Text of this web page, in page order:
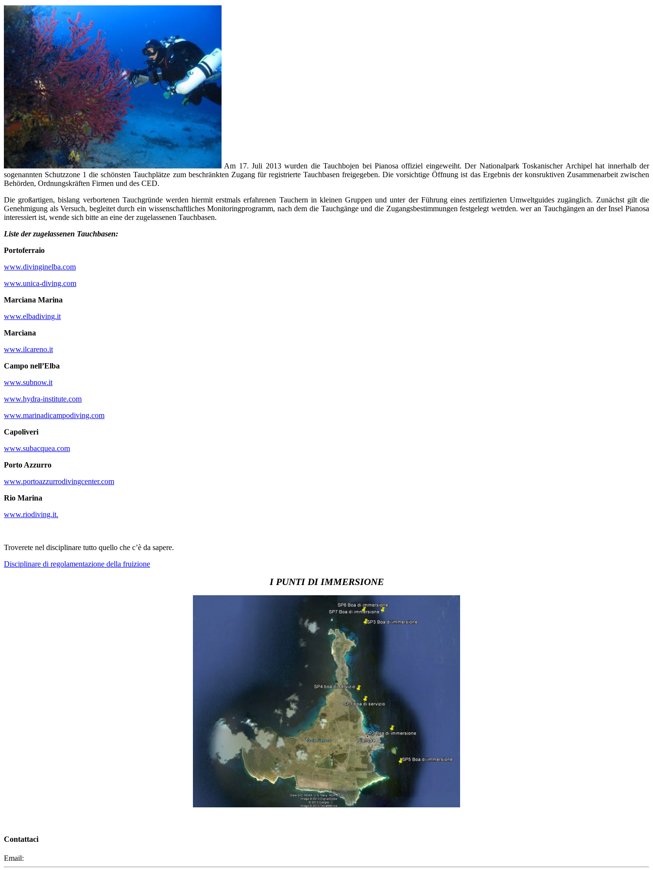
Am 17. Juli 2013 wurden die Tauchbojen bei Pianosa offiziel eingeweiht. Der Nationalpark Toskanischer Archipel hat innerhalb der
sogenannten Schutzzone 1 die schönsten Tauchplätze zum beschränkten Zugang für registrierte Tauchbasen freigegeben. Die vorsichtige Öffnung ist das Ergebnis der konsruktiven Zusammenarbeit zwischen
Behörden, Ordnungskräften Firmen und des CED.
Die großartigen, bislang verbortenen Tauchgründe werden hiermit erstmals erfahrenen Tauchern in kleinen Gruppen und unter der Führung eines zertifizierten Umweltguides zugänglich. Zunächst gilt die
Genehmigung als Versuch, begleitet durch ein wissenschaftliches Monitoringprogramm, nach dem die Tauchgänge und die Zugangsbestimmungen festgelegt wetrden. wer an Tauchgängen an der Insel Pianosa
interessiert ist, wende sich bitte an eine der zugelassenen Tauchbasen.
Liste der zugelassenen Tauchbasen:
Portoferraio
www.divinginelba.com
www.unica-diving.com
Marciana Marina
www.elbadiving.it
Marciana
www.ilcareno.it
Campo nell’Elba
www.subnow.it
www.hydra-institute.com
www.marinadicampodiving.com
Capoliveri
www.subacquea.com
Porto Azzurro
www.portoazzurrodivingcenter.com
Rio Marina
www.riodiving.it.
Troverete nel disciplinare tutto quello che c’è da sapere.
Disciplinare di regolamentazione della fruizione
I PUNTI DI IMMERSIONE
Contattaci
Email: